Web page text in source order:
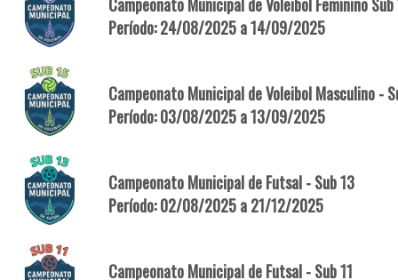
Período: 24/08/2025 a 14/09/2025
Campeonato Municipal de Voleibol Masculino -
Período: 03/08/2025 a 13/09/2025
Campeonato Municipal de Futsal - Sub 13
Período: 02/08/2025 a 21/12/2025
Campeonato Municipal de Futsal - Sub 11